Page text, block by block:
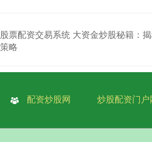
股票配资交易系统 大资金炒股秘籍：
策略
配资炒股网 炒股配资门户